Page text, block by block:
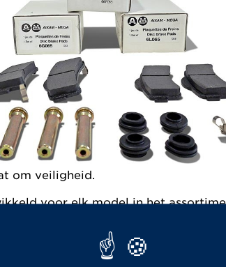
om veiligheid.
voor elk model in het
deze worden ontwikkeld
u op geen enkele manier